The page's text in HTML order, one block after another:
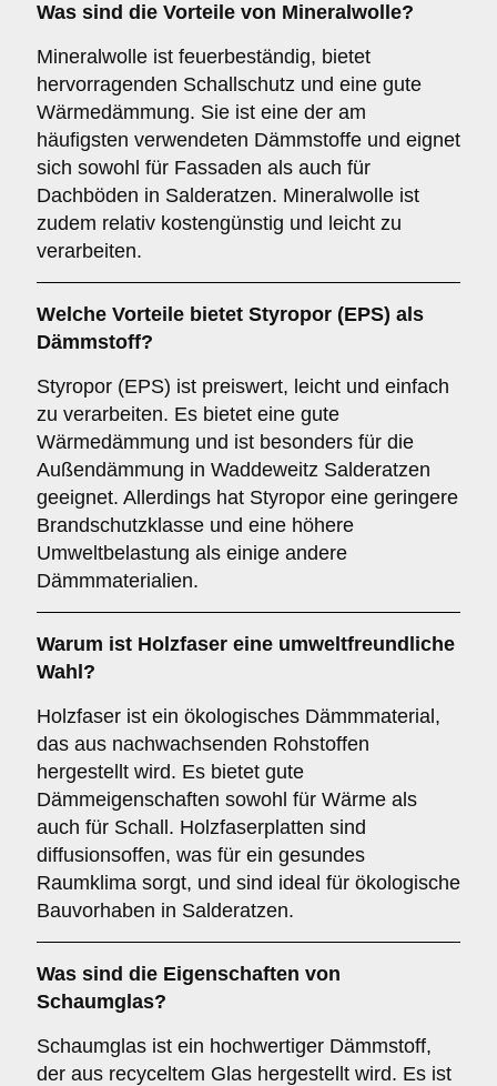
Was sind die Vorteile von Mineralwolle?
Mineralwolle ist feuerbeständig, bietet
hervorragenden Schallschutz und eine gute
Wärmedämmung. Sie ist eine der am
häufigsten verwendeten Dämmstoffe und eignet
sich sowohl für Fassaden als auch für
Dachböden in Salderatzen. Mineralwolle ist
zudem relativ kostengünstig und leicht zu
verarbeiten.
Welche Vorteile bietet Styropor (EPS) als
Dämmstoff?
Styropor (EPS) ist preiswert, leicht und einfach
zu verarbeiten. Es bietet eine gute
Wärmedämmung und ist besonders für die
Außendämmung in Waddeweitz Salderatzen
geeignet. Allerdings hat Styropor eine geringere
Brandschutzklasse und eine höhere
Umweltbelastung als einige andere
Dämmmaterialien.
Warum ist Holzfaser eine umweltfreundliche
Wahl?
Holzfaser ist ein ökologisches Dämmmaterial,
das aus nachwachsenden Rohstoffen
hergestellt wird. Es bietet gute
Dämmeigenschaften sowohl für Wärme als
auch für Schall. Holzfaserplatten sind
diffusionsoffen, was für ein gesundes
Raumklima sorgt, und sind ideal für ökologische
Bauvorhaben in Salderatzen.
Was sind die Eigenschaften von
Schaumglas?
Schaumglas ist ein hochwertiger Dämmstoff,
der aus recyceltem Glas hergestellt wird. Es ist